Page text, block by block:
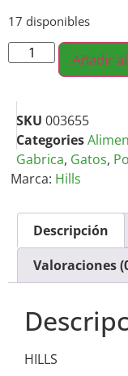
17 disponibles
Añadir
SKU 003655
Categories
Gabrica, Gatos,
Marca: Hills
Descripción
Valoraciones
HILLS